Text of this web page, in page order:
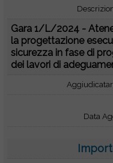
Gara 1/L/2024 -
la progettazione
sicurezza in fase di
dei lavori di
Data